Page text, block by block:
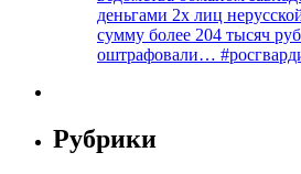
деньгами 2х лиц
сумму более 204 тысяч
оштрафовали…
Рубрики